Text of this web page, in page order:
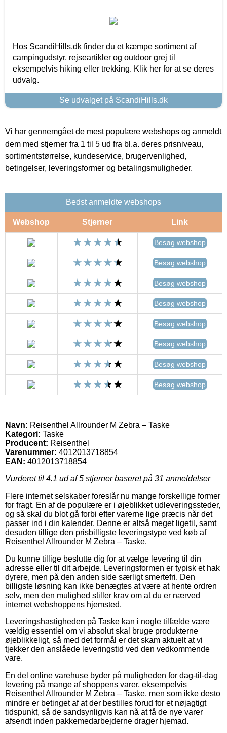
Hos ScandiHills.dk finder du et kæmpe sortiment af
campingudstyr, rejseartikler og outdoor grej til
eksempelvis hiking eller trekking. Klik her for at se deres
udvalg.
Se udvalget på ScandiHills.dk
Vi har gennemgået de mest populære webshops og anmeldt
dem med stjerner fra 1 til 5 ud fra bl.a. deres prisniveau,
sortimentstørrelse, kundeservice, brugervenlighed,
betingelser, leveringsformer og betalingsmuligheder.
Bedst anmeldte webshops
Webshop Stjerner Link
Besøg webshop
Besøg webshop
Besøg webshop
Besøg webshop
Besøg webshop
Besøg webshop
Besøg webshop
Besøg webshop
Navn: Reisenthel Allrounder M Zebra – Taske
Kategori: Taske
Producent: Reisenthel
Varenummer: 4012013718854
EAN: 4012013718854
Vurderet til 4.1 ud af 5 stjerner baseret på 31 anmeldelser
Flere internet selskaber foreslår nu mange forskellige former
for fragt. En af de populære er i øjeblikket udleveringssteder,
og så skal du blot gå forbi efter varerne lige præcis når det
passer ind i din kalender. Denne er altså meget ligetil, samt
desuden tillige den prisbilligste leveringstype ved køb af
Reisenthel Allrounder M Zebra – Taske.
Du kunne tillige beslutte dig for at vælge levering til din
adresse eller til dit arbejde. Leveringsformen er typisk et hak
dyrere, men på den anden side særligt smertefri. Den
billigste løsning kan ikke benægtes at være at hente ordren
selv, men den mulighed stiller krav om at du er nærved
internet webshoppens hjemsted.
Leveringshastigheden på Taske kan i nogle tilfælde være
vældig essentiel om vi absolut skal bruge produkterne
øjeblikkeligt, så med det formål er det skam aktuelt at vi
tjekker den anslåede leveringstid ved den vedkommende
vare.
En del online varehuse byder på muligheden for dag-til-dag
levering på mange af shoppens varer, eksempelvis
Reisenthel Allrounder M Zebra – Taske, men som ikke desto
mindre er betinget af at der bestilles forud for et nøjagtigt
tidspunkt, så de sandsynligvis kan nå at få de nye varer
afsendt inden pakkemedarbejderne drager hjemad.